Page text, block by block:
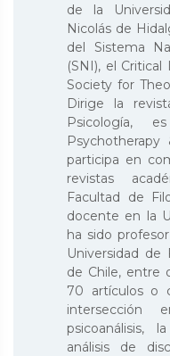
de la
Nicolás de
del Sistema
(SNI), el
Society for
Dirige la
Psicología,
participa en
revistas
Facultad de
docente en la
ha sido
Universidad de
de Chile, entre
70 artículos o
intersección
psicoanálisis,
análisis de